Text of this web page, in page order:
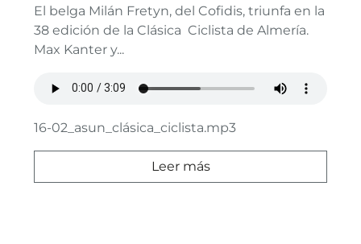
El belga Milán Fretyn, del Cofidis, triunfa en la
38 edición de la Clásica Ciclista de Almería.
Max Kanter y...
Leer más
16-02_asun_clásica_ciclista.mp3